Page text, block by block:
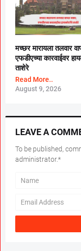
मच्छर मारायला तलवार
एफडीएच्या कारवाईवर
ताशेरे
Read More..
August 9, 2026
LEAVE A
To be published,
administrator.*